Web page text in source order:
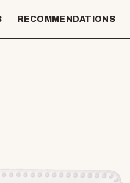
RECOMMENDATIONS